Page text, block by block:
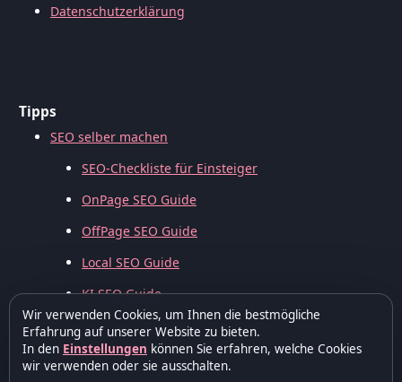
Datenschutzerklärung
Tipps
SEO selber machen
SEO-Checkliste für Einsteiger
OnPage SEO Guide
OffPage SEO Guide
Local SEO Guide
KI SEO Guide
Wir verwenden Cookies, um Ihnen die bestmögliche
Erfahrung auf unserer Website zu bieten.
In den Einstellungen können Sie erfahren, welche Cookies
wir verwenden oder sie ausschalten.